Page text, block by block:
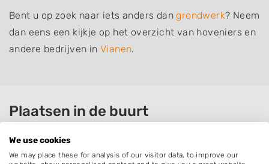
Bent u op zoek naar iets anders dangrondwerk? Neem
dan eens een kijkje op het overzicht van hoveniers en
andere bedrijven in Vianen.
Plaatsen in de buurt
Hagestein
We use cookies
We may place these for analysis of our visitor data, to improve our